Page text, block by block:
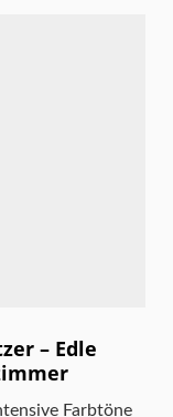
– Edle
Farbtöne